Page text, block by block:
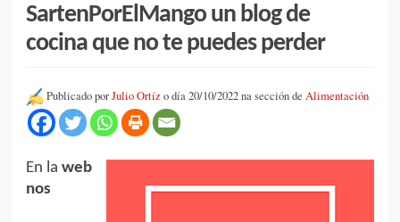
SartenPorElMango un blog de
cocina que no te puedes perder
Publicado porJulio Ortízo día 20/10/2022 na sección de Alimentación
En la web
nos